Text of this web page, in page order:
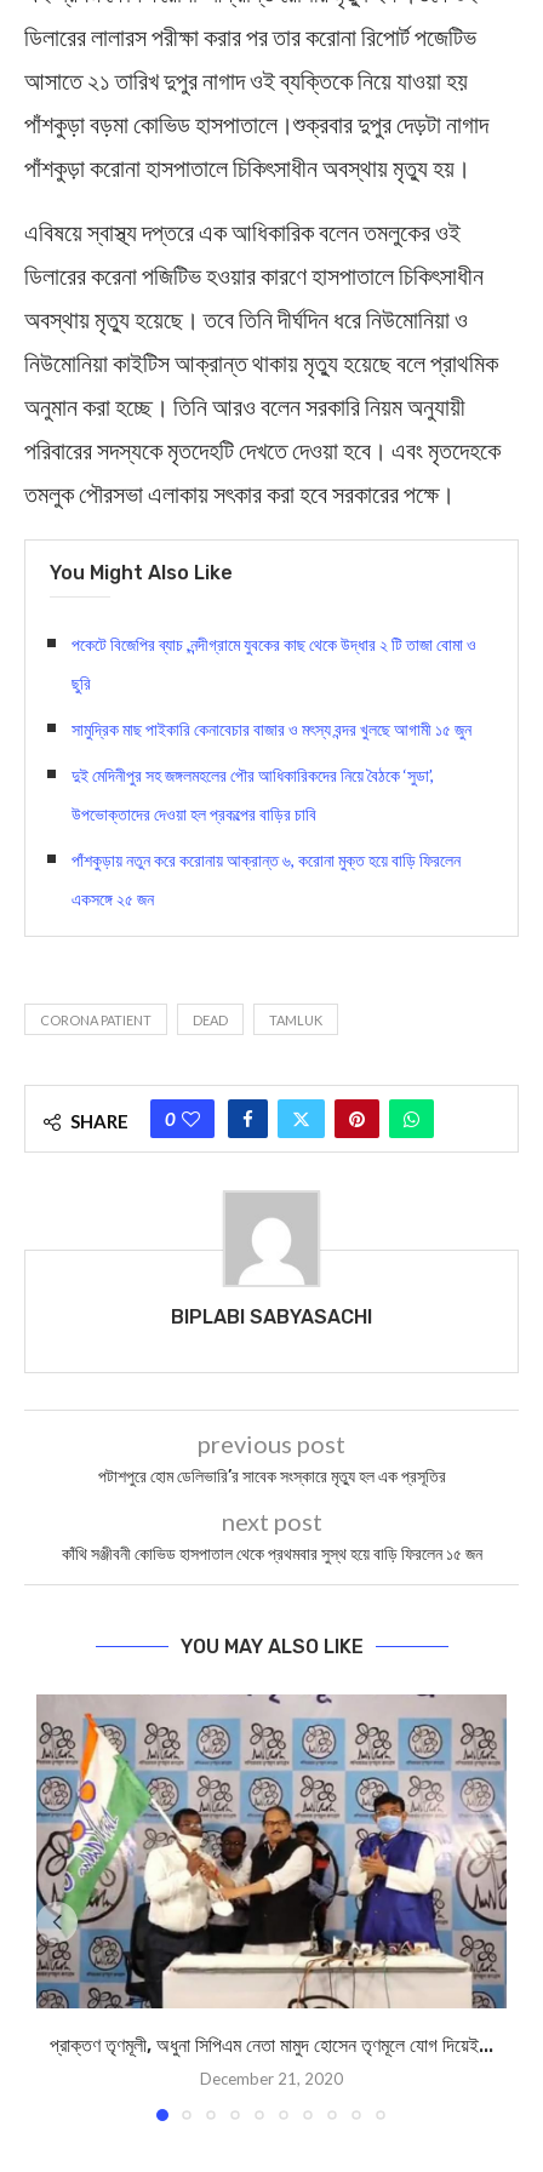
ডিলারের লালারস পরীক্ষা করার পর তার করোনা রিপোর্ট পজেটিভ
আসাতে ২১ তারিখ দুপুর নাগাদ ওই ব্যক্তিকে নিয়ে যাওয়া হয়
পাঁশকুড়া বড়মা কোভিড হাসপাতালে।শুক্রবার দুপুর দেড়টা নাগাদ
পাঁশকুড়া করোনা হাসপাতালে চিকিৎসাধীন অবস্থায় মৃত্যু হয়।
এবিষয়ে স্বাস্থ্য দপ্তরে এক আধিকারিক বলেন তমলুকের ওই
ডিলারের করেনা পজিটিভ হওয়ার কারণে হাসপাতালে চিকিৎসাধীন
অবস্থায় মৃত্যু হয়েছে। তবে তিনি দীর্ঘদিন ধরে নিউমোনিয়া ও
নিউমোনিয়া কাইটিস আক্রান্ত থাকায় মৃত্যু হয়েছে বলে প্রাথমিক
অনুমান করা হচ্ছে। তিনি আরও বলেন সরকারি নিয়ম অনুযায়ী
পরিবারের সদস্যকে মৃতদেহটি দেখতে দেওয়া হবে। এবং মৃতদেহকে
তমলুক পৌরসভা এলাকায় সৎকার করা হবে সরকারের পক্ষে।
You Might Also Like
পকেটে বিজেপির ব্যাচ ,নন্দীগ্রামে যুবকের কাছ থেকে উদ্ধার ২ টি তাজা বোমা ও
ছুরি
সামুদ্রিক মাছ পাইকারি কেনাবেচার বাজার ও মৎস্য বন্দর খুলছে আগামী ১৫ জুন
দুই মেদিনীপুর সহ জঙ্গলমহলের পৌর আধিকারিকদের নিয়ে বৈঠকে ‘সুডা’,
উপভোক্তাদের দেওয়া হল প্রকল্পের বাড়ির চাবি
পাঁশকুড়ায় নতুন করে করোনায় আক্রান্ত ৬, করোনা মুক্ত হয়ে বাড়ি ফিরলেন
একসঙ্গে ২৫ জন
CORONA PATIENT DEAD TAMLUK
SHARE 0
BIPLABI SABYASACHI
previous post
পটাশপুরে হোম ডেলিভারি’র সাবেক সংস্কারে মৃত্যু হল এক প্রসূতির
next post
কাঁথি সঞ্জীবনী কোভিড হাসপাতাল থেকে প্রথমবার সুস্থ হয়ে বাড়ি ফিরলেন ১৫ জন
YOU MAY ALSO LIKE
প্রাক্তণ তৃণমূলী, অধুনা সিপিএম নেতা মামুদ হোসেন তৃণমূলে যোগ দিয়েই...
December 21, 2020